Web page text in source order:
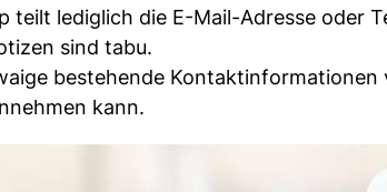
teilt lediglich die E-Mail-Adresse oder
sind tabu.
bestehende
kann.